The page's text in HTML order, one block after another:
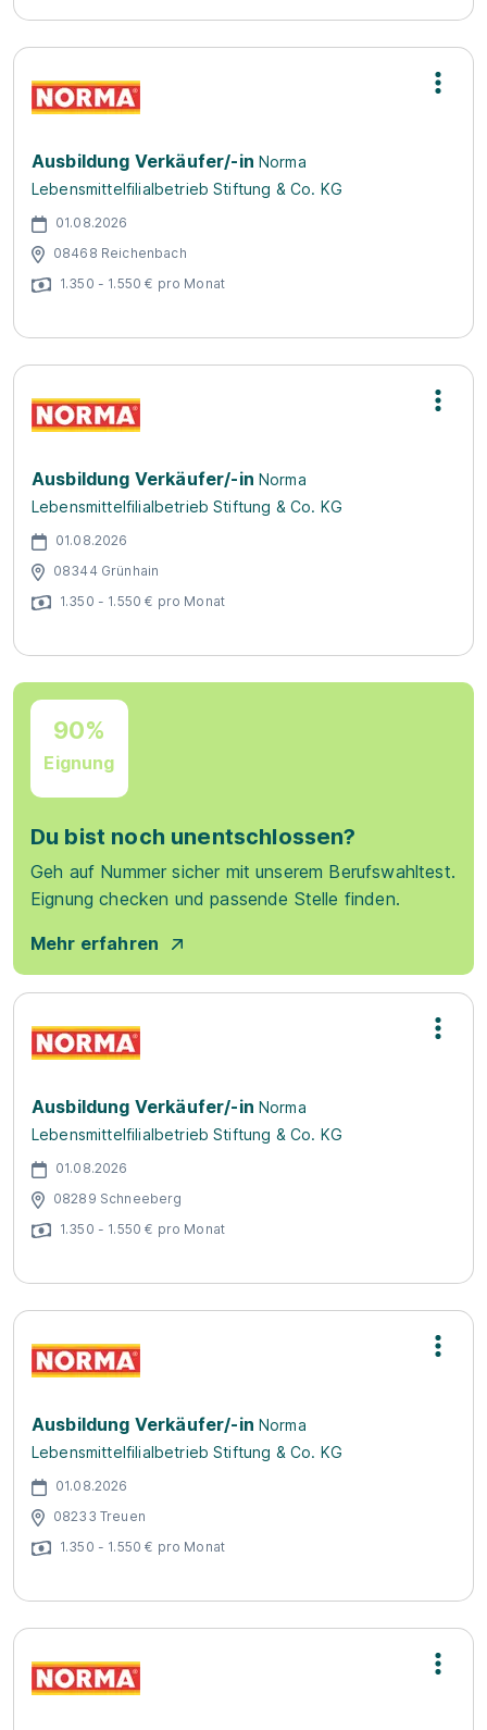
Ausbildung Verkäufer/-in Norma
Lebensmittelfilialbetrieb Stiftung & Co. KG
01.08.2026
08468 Reichenbach
1.350 - 1.550 € pro Monat
Ausbildung Verkäufer/-in Norma
Lebensmittelfilialbetrieb Stiftung & Co. KG
01.08.2026
08344 Grünhain
1.350 - 1.550 € pro Monat
90%
Eignung
Du bist noch unentschlossen?
Geh auf Nummer sicher mit unserem Berufswahltest.
Eignung checken und passende Stelle finden.
Mehr erfahren
Ausbildung Verkäufer/-in Norma
Lebensmittelfilialbetrieb Stiftung & Co. KG
01.08.2026
08289 Schneeberg
1.350 - 1.550 € pro Monat
Ausbildung Verkäufer/-in Norma
Lebensmittelfilialbetrieb Stiftung & Co. KG
01.08.2026
08233 Treuen
1.350 - 1.550 € pro Monat